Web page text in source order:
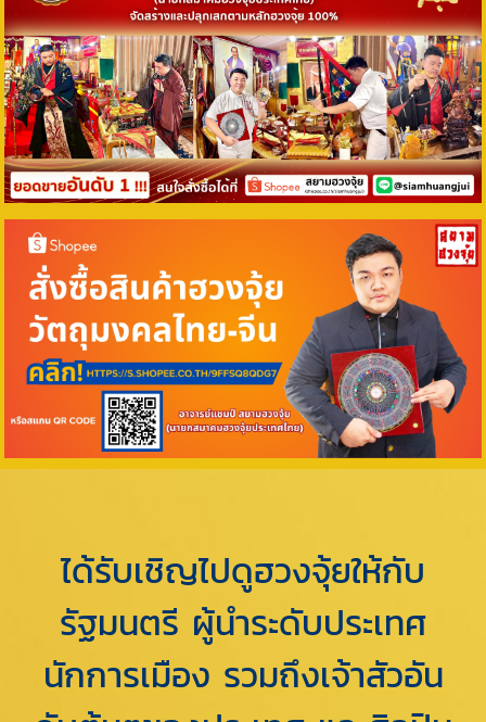
ได้รับเชิญไปดูฮวงจุ้ยให้กับ
รัฐมนตรี ผู้นำระดับประเทศ
นักการเมือง รวมถึงเจ้าสัวอัน